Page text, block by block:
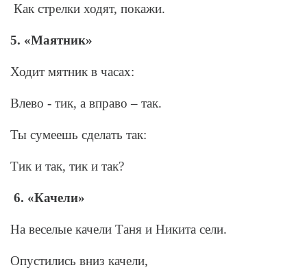
Как стрелки ходят, покажи.
5. «Маятник»
Ходит мятник в часах:
Влево - тик, а вправо – так.
Ты сумеешь сделать так:
Тик и так, тик и так?
6. «Качели»
На веселые качели Таня и Никита сели.
Опустились вниз качели,